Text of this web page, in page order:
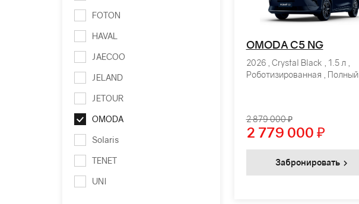
FOTON
HAVAL
JAECOO
JELAND
JETOUR
OMODA
Solaris
TENET
UNI
OMODA C5 NG
2026 , Crystal Black , 1.5 л ,
Роботизированная , Полный
2 879 000 ₽
2 779 000 ₽
Забронировать